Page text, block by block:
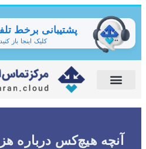
پشتیبانی برخط
کلیک اینجا باز کنید
آنچه هیچ‌کس درباره